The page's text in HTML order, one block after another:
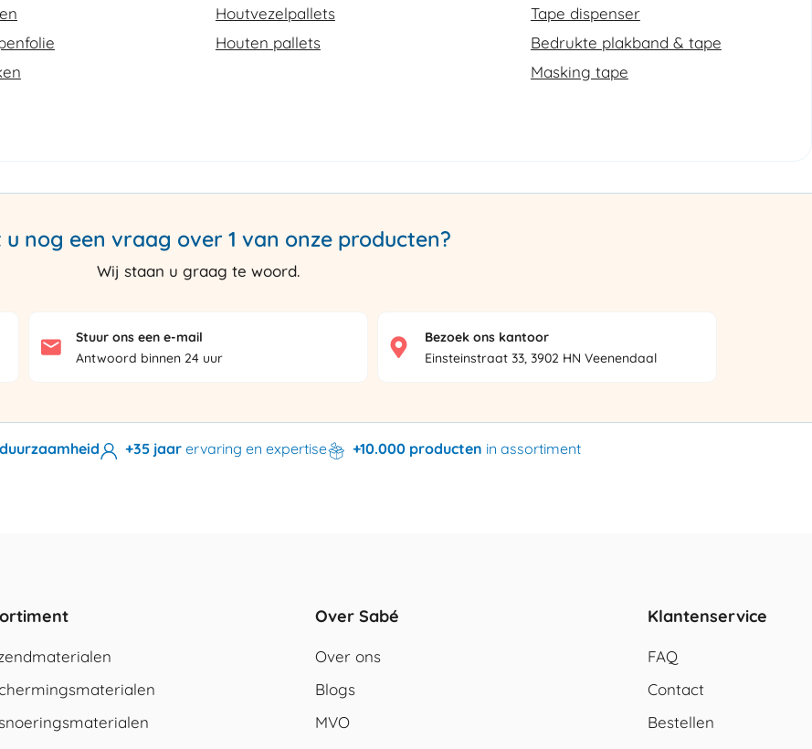
Houtvezelpallets
Houten pallets
Tape dispenser
Bedrukte plakband & tape
Masking tape
u nog een vraag over 1 van onze producten?
Wij staan u graag te woord.
Stuur ons een e-mail
Antwoord binnen 24 uur
Bezoek ons kantoor
Einsteinstraat 33, 3902 HN Veenendaal
+35 jaar ervaring en expertise +10.000 producten in assortiment
Over Sabé
Over ons
Blogs
MVO
Klantenservice
FAQ
Contact
Bestellen